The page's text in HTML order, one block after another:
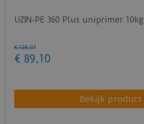
UZIN-PE 360 Plus uniprimer 10kg
€ 128,07
€ 89,10
Bekijk product